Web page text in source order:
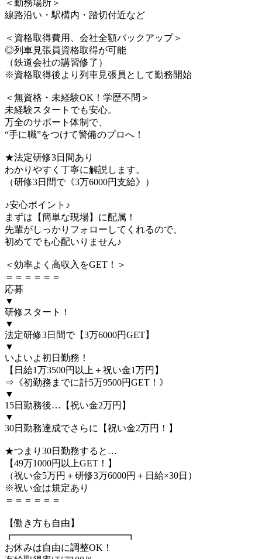
＜勤務場所＞
線路沿い・駅構内・踏切付近など
＜資格取得費用、会社全額バックアップ＞
◎列車見張員資格取得が可能
（鉄道会社の講習修了）
※資格取得後より列車見張員として勤務開始
＜無資格・未経験OK！学歴不問＞
未経験スタートでも安心。
万全のサポート体制で、
“手に職”をつけて警備のプロへ！
★法定研修3日間あり
わかりやすく丁寧に解説します。
（研修3日間で《3万6000円支給》）
♪安心ポイント♪
まずは【簡単な現場】に配属！
先輩がしっかりフォローしてくれるので、
初めてでも心配いりません♪
＜効率よく高収入をGET！＞
＝＝＝＝＝＝
応募
▼
研修スタート！
▼
法定研修3日間で【3万6000円GET】
▼
いよいよ初日勤務！
【日給1万3500円以上＋祝い金1万円】
⇒《初勤務までに計5万9500円GET！》
▼
15日勤務後…【祝い金2万円】
▼
30日勤務達成でさらに【祝い金2万円！】
★つまり30日勤務すると…
【49万1000円以上GET！】
（祝い金5万円＋研修3万6000円＋日給×30日）
※祝い金は規定あり
＝＝＝＝＝＝
【働き方も自由】
┏━━━━━━━━━━━━┓
お休みは自由に調整OK！